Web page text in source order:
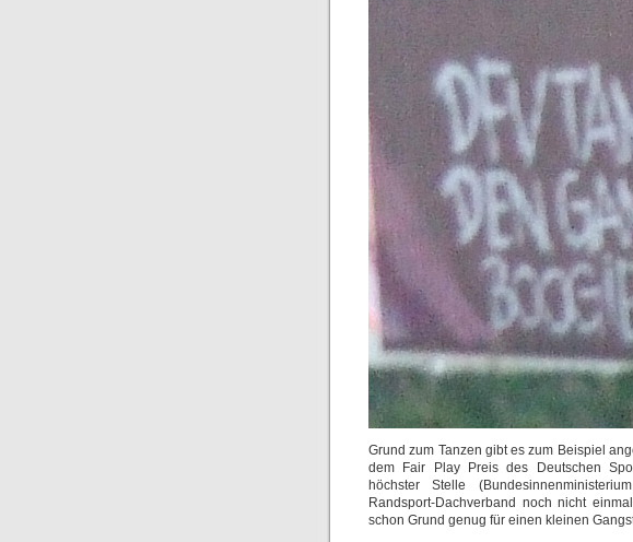
Grund zum Tanzen gibt es zum Beispiel
dem Fair Play Preis des Deutschen
höchster Stelle
Randsport-Dachverband noch nicht
schon Grund genug für einen kleinen